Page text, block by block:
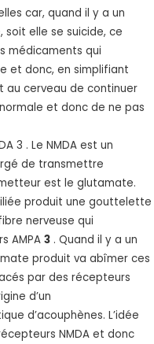
car, quand il y a un
elle se suicide, ce
médicaments qui
et donc, en simplifiant
cerveau de continuer
et donc de ne pas
3 . Le NMDA est un
de transmettre
est le glutamate.
produit une gouttelette
nerveuse qui
AMPA 3 . Quand il y a un
produit va abîmer ces
par des récepteurs
d’un
d’acouphènes. L’idée
NMDA et donc